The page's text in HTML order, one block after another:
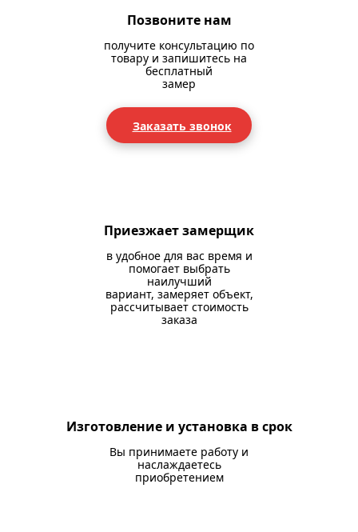
Позвоните нам
получите консультацию по
товару и запишитесь на
бесплатный
замер
Заказать звонок
Приезжает замерщик
в удобное для вас время и
помогает выбрать
наилучший
вариант, замеряет объект,
рассчитывает стоимость
заказа
Изготовление и установка в срок
Вы принимаете работу и
наслаждаетесь
приобретением